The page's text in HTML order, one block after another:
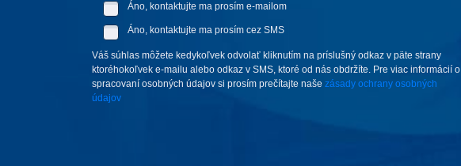
Áno, kontaktujte ma prosím e-mailom
Áno, kontaktujte ma prosím cez SMS
Váš súhlas môžete kedykoľvek odvolať kliknutím na príslušný odkaz v päte strany
ktoréhokoľvek e-mailu alebo odkaz v SMS, ktoré od nás obdržíte. Pre viac informácií o
spracovaní osobných údajov si prosím prečítajte naše zásady ochrany osobných
údajov